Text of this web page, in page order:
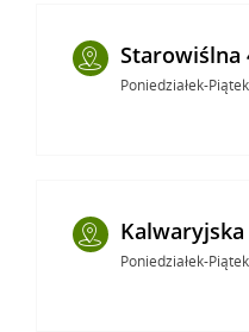
Starowiślna
Poniedziałek-
Poniedziałek-